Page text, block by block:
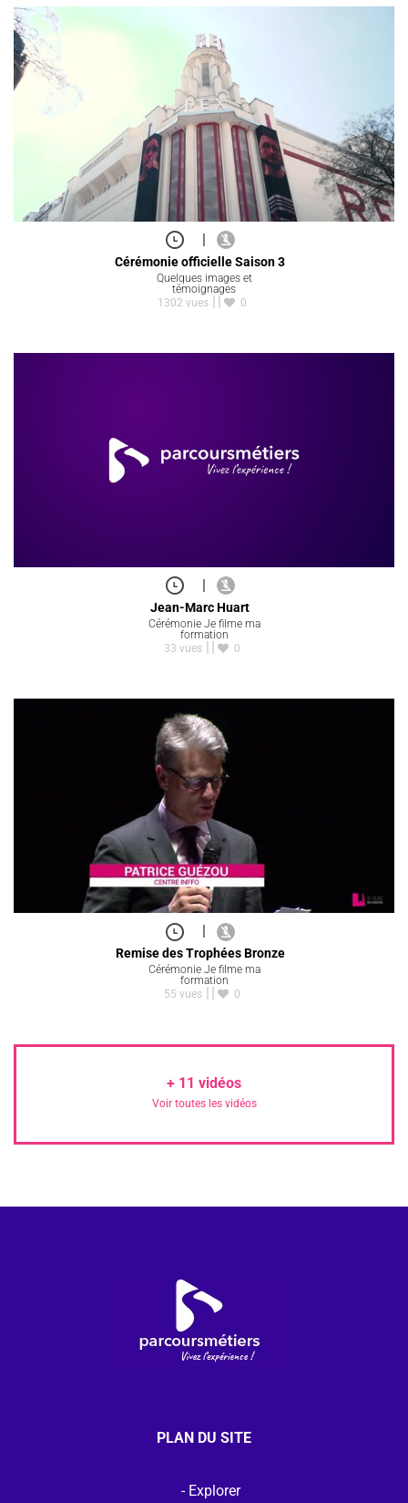
|
Cérémonie officielle Saison 3
Quelques images et
témoignages
1302 vues
0
|
Jean-Marc Huart
Cérémonie Je filme ma
formation
33 vues
0
Remise des Trophées Bronze
Cérémonie Je filme ma
formation
55 vues
0
+ 11 vidéos
Voir toutes les vidéos
PLAN DU SITE
Explorer